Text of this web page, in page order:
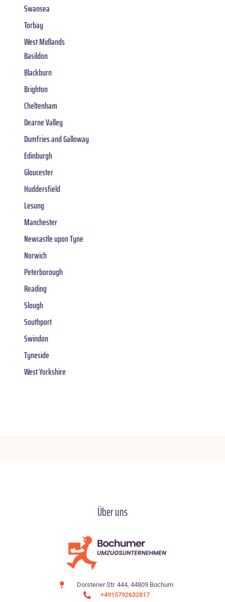
Swansea
Torbay
West Midlands
Basildon
Blackburn
Brighton
Cheltenham
Dearne Valley
Dumfries and Galloway
Edinburgh
Gloucester
Huddersfield
Lesung
Manchester
Newcastle upon Tyne
Norwich
Peterborough
Reading
Slough
Southport
Swindon
Tyneside
West Yorkshire
Über uns
Dorstener Str. 444, 44809 Bochum
+4915792632817